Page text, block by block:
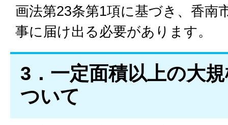
画法第23条第1項に基づき、香南
事に届け出る必要があります。
3．一定面積以上の大
ついて